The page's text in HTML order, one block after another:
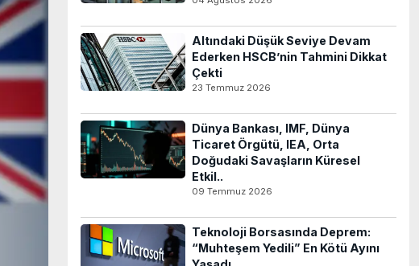
Altındaki Düşük Seviye Devam
Ederken HSCB’nin Tahmini Dikkat
Çekti
23 Temmuz 2026
Dünya Bankası, IMF, Dünya
Ticaret Örgütü, IEA, Orta
Doğudaki Savaşların Küresel
Etkil..
09 Temmuz 2026
Teknoloji Borsasında Deprem:
“Muhteşem Yedili” En Kötü Ayını